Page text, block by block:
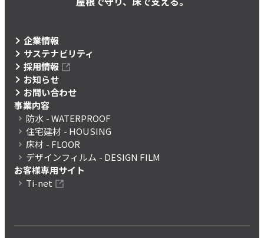
企業情報
サステナビリティ
採用情報
お知らせ
お問い合わせ
事業内容
防水 - WATERPROOF
住宅建材 - HOUSING
床材 - FLOOR
デザインフィルム - DESIGN FILM
お客様専用サイト
Ti-net